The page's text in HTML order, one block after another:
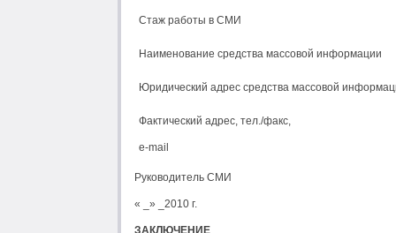
Стаж работы в СМИ
Наименование средства массовой информации
Юридический адрес средства массовой
Фактический адрес, тел./факс,
e-mail
Руководитель СМИ
« _» _2010 г.
ЗАКЛЮЧЕНИЕ